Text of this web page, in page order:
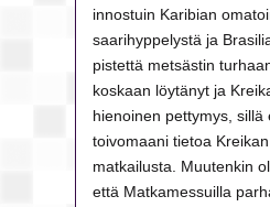
innostuin Karibian
saarihyppelystä ja
pistettä metsästin
koskaan löytänyt ja
hienoinen pettymys, sillä
toivomaani tietoa
matkailusta. Muutenkin
että Matkamessuilla